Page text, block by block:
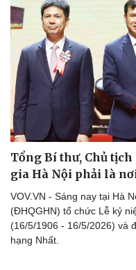
Tổng Bí thư, Chủ tịch
gia Hà Nội phải là
VOV.VN - Sáng nay tại Hà
(ĐHQGHN) tổ chức Lễ kỷ
(16/5/1906 - 16/5/2026) và
hạng Nhất.